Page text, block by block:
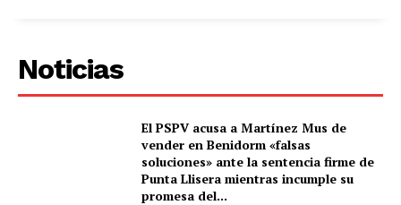
Noticias
El PSPV acusa a Martínez Mus de
vender en Benidorm «falsas
soluciones» ante la sentencia firme de
Punta Llisera mientras incumple su
promesa del...